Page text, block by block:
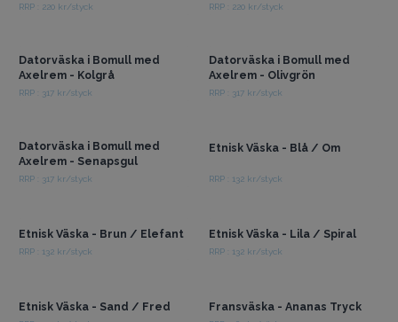
RRP : 220 kr/styck RRP : 220 kr/styck
Datorväska i Bomull med
Axelrem - Kolgrå
RRP : 317 kr/styck
Datorväska i Bomull med
Axelrem - Olivgrön
RRP : 317 kr/styck
Datorväska i Bomull med
Axelrem - Senapsgul
RRP : 317 kr/styck
Etnisk Väska - Blå / Om
RRP : 132 kr/styck
Etnisk Väska - Brun / Elefant
RRP : 132 kr/styck
Etnisk Väska - Lila / Spiral
RRP : 132 kr/styck
Etnisk Väska - Sand / Fred Fransväska - Ananas Tryck